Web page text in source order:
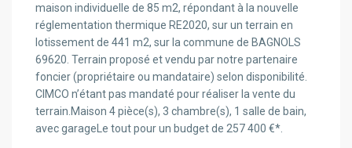
maison individuelle de 85 m2, répondant à la nouvelle
réglementation thermique RE2020, sur un terrain en
lotissement de 441 m2, sur la commune de BAGNOLS
69620. Terrain proposé et vendu par notre partenaire
foncier (propriétaire ou mandataire) selon disponibilité.
CIMCO n’étant pas mandaté pour réaliser la vente du
terrain.Maison 4 pièce(s), 3 chambre(s), 1 salle de bain,
avec garageLe tout pour un budget de 257 400 €*.